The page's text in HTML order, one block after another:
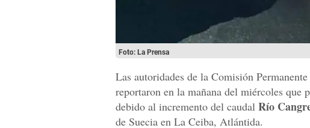
Foto: La Prensa
Las autoridades de la Comisión
reportaron en la mañana del miércoles que
debido al incremento del caudal Río
de Suecia en La Ceiba, Atlántida.